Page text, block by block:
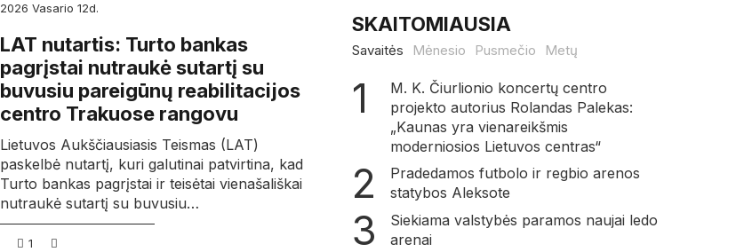
2026
vasario 12d.
LAT nutartis: Turto bankas
pagrįstai nutraukė sutartį su
buvusiu pareigūnų reabilitacijos
centro Trakuose rangovu
Lietuvos Aukščiausiasis Teismas (LAT)
paskelbė nutartį, kuri galutinai patvirtina, kad
Turto bankas pagrįstai ir teisėtai vienašališkai
nutraukė sutartį su buvusiu…
1
SKAITOMIAUSIA
Savaitės Mėnesio Pusmečio Metų
M. K. Čiurlionio koncertų centro
projekto autorius Rolandas Palekas:
„Kaunas yra vienareikšmis
moderniosios Lietuvos centras“
Pradedamos futbolo ir regbio arenos
statybos Aleksote
Siekiama valstybės paramos naujai ledo
arenai